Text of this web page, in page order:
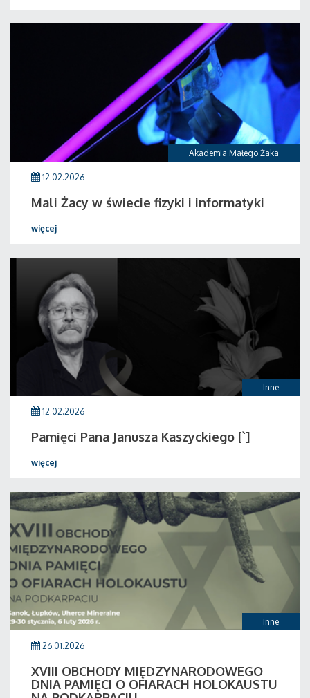
Akademia Małego Żaka
12.02.2026
Mali Żacy w świecie fizyki i informatyki
więcej
Inne
12.02.2026
Pamięci Pana Janusza Kaszyckiego [`]
więcej
Inne
26.01.2026
XVIII OBCHODY MIĘDZYNARODOWEGO
DNIA PAMIĘCI O OFIARACH HOLOKAUSTU